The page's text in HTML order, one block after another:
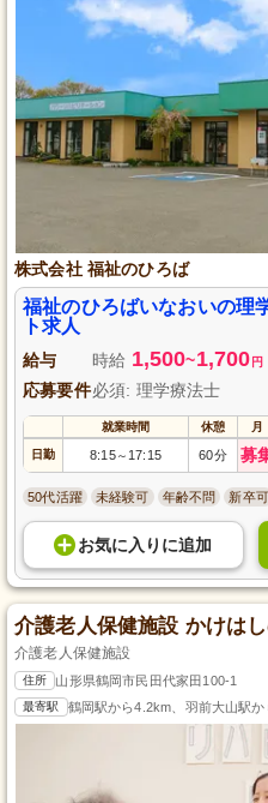
株式会社 福祉のひろば
福祉のひろばいなおいの理
ト求人
給与 時給 1,500~1,700 円
応募要件必須: 理学療法士
就業時間 休憩 月
日勤 8:15～ 17:15 60分 募
50代活躍 未経験可 年齢不問 新卒可
お気に入り に追加
介護老人保健施設 かけは
介護老人保健施設
住所 山形県鶴岡市民田代家田100-1
最寄駅 鶴岡駅から4.2km、羽前大山駅